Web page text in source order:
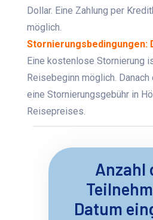
Dollar. Eine Zahlung per
möglich.
Stornierungsbedingungen:
Eine kostenlose Stornierung
Reisebeginn möglich. Danach
eine Stornierungsgebühr in
Reisepreises.
Anzahl
Datum